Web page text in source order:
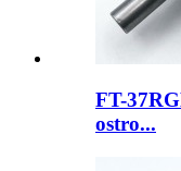
FT-
ostro...